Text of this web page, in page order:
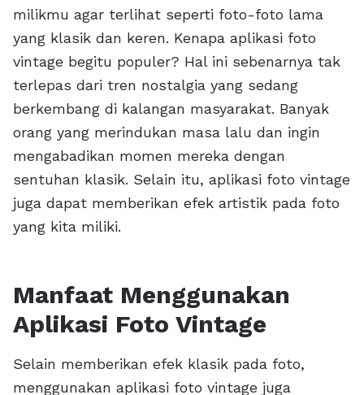
milikmu agar terlihat seperti foto-foto lama
yang klasik dan keren. Kenapa aplikasi foto
vintage begitu populer? Hal ini sebenarnya tak
terlepas dari tren nostalgia yang sedang
berkembang di kalangan masyarakat. Banyak
orang yang merindukan masa lalu dan ingin
mengabadikan momen mereka dengan
sentuhan klasik. Selain itu, aplikasi foto vintage
juga dapat memberikan efek artistik pada foto
yang kita miliki.
Manfaat Menggunakan
Aplikasi Foto Vintage
Selain memberikan efek klasik pada foto,
menggunakan aplikasi foto vintage juga